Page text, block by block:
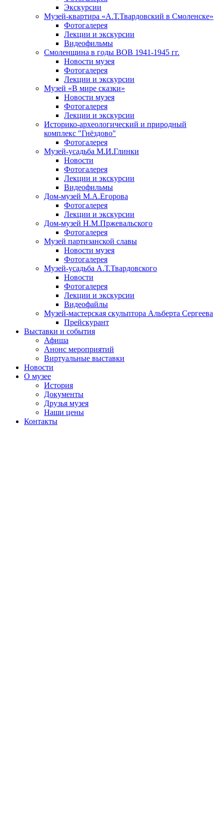
Экскурсии
Музей-квартира «А.Т.Твардовский в Смоленске»
Фотогалерея
Лекции и экскурсии
Видеофильмы
Смоленщина в годы ВОВ 1941-1945 гг.
Новости музея
Фотогалерея
Лекции и экскурсии
Музей «В мире сказки»
Новости музея
Фотогалерея
Лекции и экскурсии
Историко-археологический и природный
комплекс "Гнёздово"
Фотогалерея
Музей-усадьба М.И.Глинки
Новости
Фотогалерея
Лекции и экскурсии
Видеофильмы
Дом-музей М.А.Егорова
Фотогалерея
Лекции и экскурсии
Дом-музей Н.М.Пржевальского
Фотогалерея
Музей партизанской славы
Новости музея
Фотогалерея
Музей-усадьба А.Т.Твардовского
Новости
Фотогалерея
Лекции и экскурсии
Видеофайлы
Музей-мастерская скульптора Альберта Сергеева
Прейскурант
Выставки и события
Афиша
Анонс мероприятий
Виртуальные выставки
Новости
О музее
История
Документы
Друзья музея
Наши цены
Контакты